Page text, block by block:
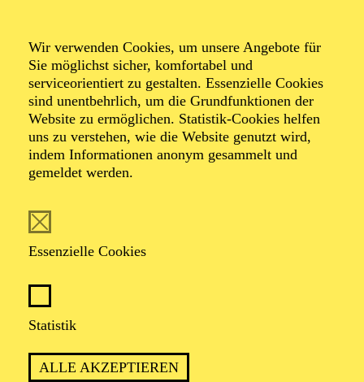
Wir verwenden Cookies, um unsere Angebote für
Sie möglichst sicher, komfortabel und
serviceorientiert zu gestalten. Essenzielle Cookies
sind unentbehrlich, um die Grundfunktionen der
Website zu ermöglichen. Statistik-Cookies helfen
uns zu verstehen, wie die Website genutzt wird,
indem Informationen anonym gesammelt und
gemeldet werden.
Essenzielle Cookies
Statistik
ALLE AKZEPTIEREN
Foto: Benne Ochs
Heiko Trinsinger
Dresdner Kreuzchores, studierte Gesang an der